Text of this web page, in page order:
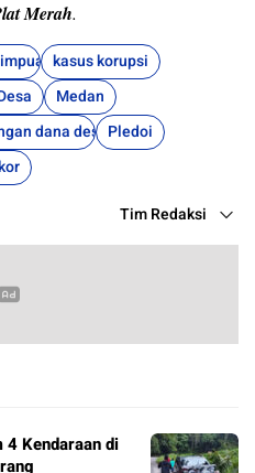
Merah.
kasus korupsi
Medan
dana desa Pledoi
Tim Redaksi
4 Kendaraan di